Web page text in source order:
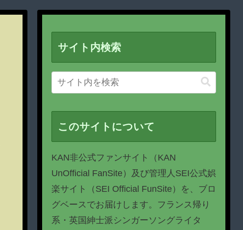
サイト内検索
このサイトについて
KAN非公式ファンサイト（KAN
UnOfficial FanSite）及び管理人SEI公式娯
楽サイト（SEI Official FunSite）を、ブロ
グベースでお届けします。フランス帰り
系・英国紳士派シンガーソングライタ